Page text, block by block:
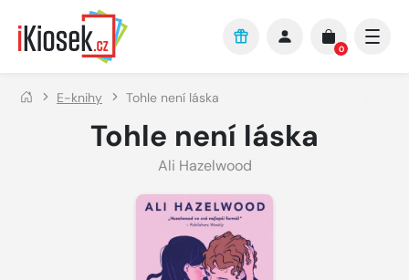
Přejít na hlavní obsah
0
E-knihy Tohle není láska
Tohle není láska
Ali Hazelwood